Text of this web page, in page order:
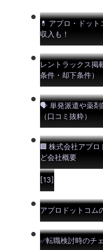
💊 アプロ・ドット
収入も！
レントラックス掲
条件・却下条件）
🗣️ 単発派遣や薬
（口コミ抜粋）
🏢 株式会社アプロ
ど会社概要
[13]
アプロドットコム
✅転職検討時のチ